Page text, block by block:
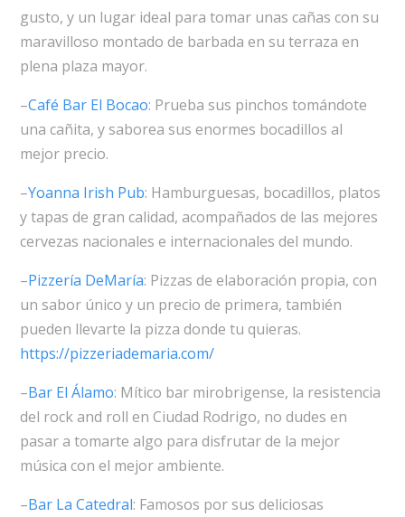
gusto, y un lugar ideal para tomar unas cañas con su
maravilloso montado de barbada en su terraza en
plena plaza mayor.
–Café Bar El Bocao: Prueba sus pinchos tomándote
una cañita, y saborea sus enormes bocadillos al
mejor precio.
–Yoanna Irish Pub: Hamburguesas, bocadillos, platos
y tapas de gran calidad, acompañados de las mejores
cervezas nacionales e internacionales del mundo.
–Pizzería DeMaría: Pizzas de elaboración propia, con
un sabor único y un precio de primera, también
pueden llevarte la pizza donde tu quieras.
https://pizzeriademaria.com/
–Bar El Álamo: Mítico bar mirobrigense, la resistencia
del rock and roll en Ciudad Rodrigo, no dudes en
pasar a tomarte algo para disfrutar de la mejor
música con el mejor ambiente.
–Bar La Catedral: Famosos por sus deliciosas